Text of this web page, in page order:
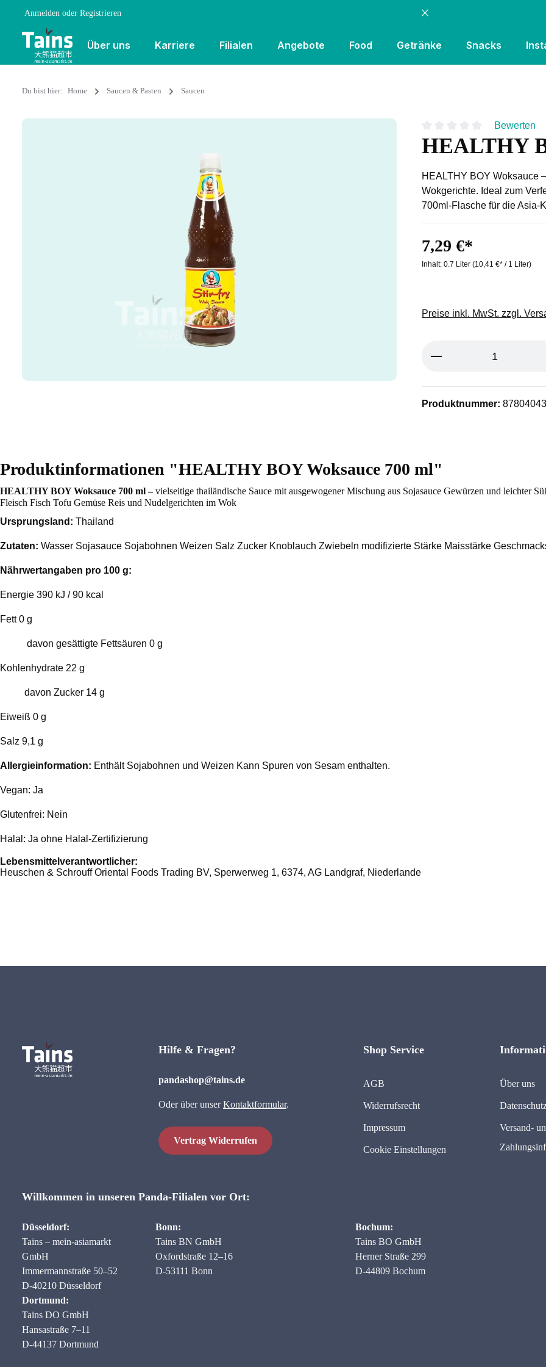
Anmelden oder Registrieren
Über uns Karriere Filialen Angebote Food Getränke Snacks
Du bist hier: Home Saucen & Pasten Saucen
Durchschnittliche Bewertung
Bewerten
HEALTHY
HEALTHY BOY Woksauce
Wokgerichte. Ideal zum
700ml-Flasche für die Asia-
7,29 €*
Inhalt: 0.7 Liter (10,41 €* / 1 Liter)
Preise inkl. MwSt. zzgl.
Produkt Anzahl:
Produktnummer: 87804043
Produktinformationen "HEALTHY BOY Woksauce 700 ml"
HEALTHY BOY Woksauce 700 ml –vielseitige thailändische Sauce mit ausgewogener Mischung aus Sojasauce Gewürzen und leichter
Fleisch Fisch Tofu Gemüse Reis und Nudelgerichten im Wok
Ursprungsland: Thailand
Zutaten: Wasser Sojasauce Sojabohnen Weizen Salz Zucker Knoblauch Zwiebeln modifizierte Stärke Maisstärke
Nährwertangaben pro 100 g:
Energie 390 kJ / 90 kcal
Fett 0 g
davon gesättigte Fettsäuren 0 g
Kohlenhydrate 22 g
davon Zucker 14 g
Eiweiß 0 g
Salz 9,1 g
Allergieinformation: Enthält Sojabohnen und Weizen Kann Spuren von Sesam enthalten.
Vegan: Ja
Glutenfrei: Nein
Halal: Ja ohne Halal-Zertifizierung
Lebensmittelverantwortlicher:
Heuschen & Schrouff Oriental Foods Trading BV, Sperwerweg 1, 6374, AG Landgraf, Niederlande
Willkommen in unseren Panda-Filialen vor Ort:
Düsseldorf:
Tains – mein-asiamarkt
GmbH
Immermannstraße 50–52
D-40210 Düsseldorf
Bonn:
Tains BN GmbH
Oxfordstraße 12–16
D-53111 Bonn
Bochum:
Tains BO GmbH
Herner Straße 299
D-44809 Bochum
Dortmund:
Tains DO GmbH
Hansastraße 7–11
D-44137 Dortmund
Hilfe & Fragen?
pandashop@tains.de
Oder über unserKontaktformular.
Vertrag Widerrufen
Shop Service
AGB
Widerrufsrecht
Impressum
Cookie Einstellungen
Über uns
Versand-